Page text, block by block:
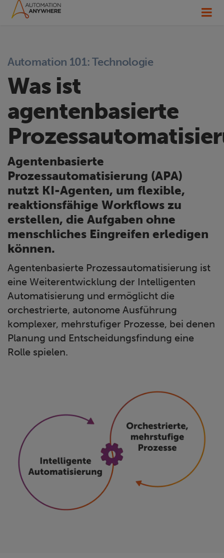
Automation 101: Technologie
Was ist
agentenbasierte
Agentenbasierte
Prozessautomatisierung (APA)
nutzt KI-Agenten, um flexible,
reaktionsfähige Workflows zu
erstellen, die Aufgaben ohne
menschliches Eingreifen erledigen
können.
Agentenbasierte Prozessautomatisierung ist
eine Weiterentwicklung der Intelligenten
Automatisierung und ermöglicht die
orchestrierte, autonome Ausführung
komplexer, mehrstufiger Prozesse, bei denen
Planung und Entscheidungsfindung eine
Rolle spielen.